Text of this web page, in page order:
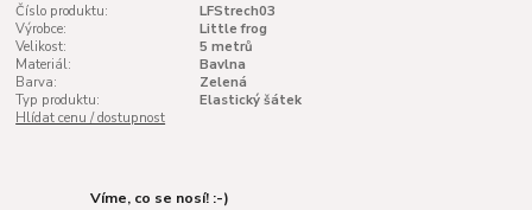
Číslo produktu:
LFStrech03
Výrobce:
Little frog
Velikost:
5 metrů
Materiál:
Bavlna
Barva:
Zelená
Typ produktu:
Elastický šátek
Hlídat cenu / dostupnost
Víme, co se nosí! :-)